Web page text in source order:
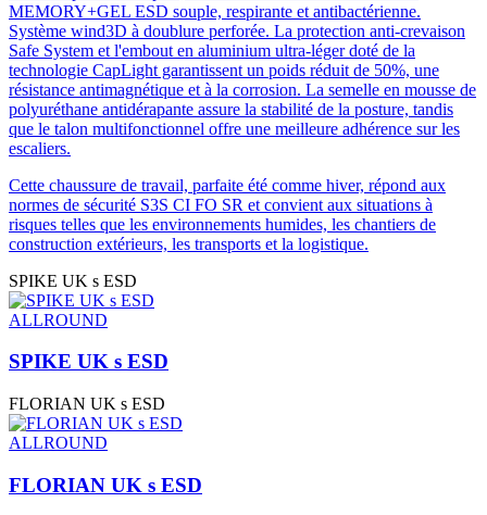
MEMORY+GEL ESD souple, respirante et antibactérienne.
Système wind3D à doublure perforée. La protection anti-crevaison
Safe System et l'embout en aluminium ultra-léger doté de la
technologie CapLight garantissent un poids réduit de 50%, une
résistance antimagnétique et à la corrosion. La semelle en mousse de
polyuréthane antidérapante assure la stabilité de la posture, tandis
que le talon multifonctionnel offre une meilleure adhérence sur les
escaliers.
Cette chaussure de travail, parfaite été comme hiver, répond aux
normes de sécurité S3S CI FO SR et convient aux situations à
risques telles que les environnements humides, les chantiers de
construction extérieurs, les transports et la logistique.
SPIKE UK s ESD
ALLROUND
SPIKE UK s ESD
FLORIAN UK s ESD
ALLROUND
FLORIAN UK s ESD